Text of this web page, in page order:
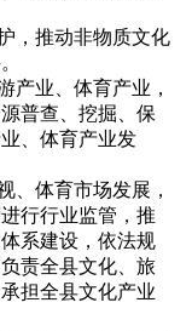
，推动非物质文化
产业、体育产业，
普查、挖掘、保
、体育产业发
、体育市场发展，
行行业监管，推
系建设，依法规
责全县文化、旅
担全县文化产业